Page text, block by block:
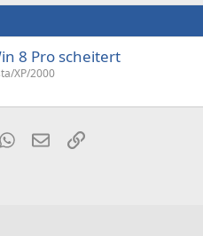
8 Pro scheitert
XP/2000
WhatsApp
E-MailLink